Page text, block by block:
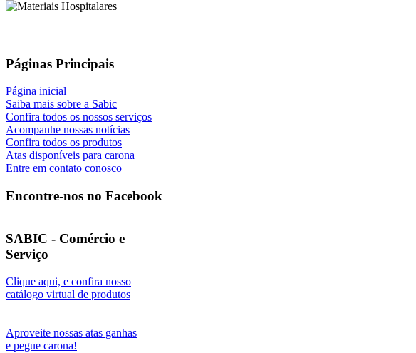
Páginas Principais
Página inicial
Saiba mais sobre a Sabic
Confira todos os nossos serviços
Acompanhe nossas notícias
Confira todos os produtos
Atas disponíveis para carona
Entre em contato conosco
Encontre-nos no Facebook
SABIC - Comércio e
Serviço
Clique aqui, e confira nosso
catálogo virtual de produtos
Aproveite nossas atas ganhas
e pegue carona!